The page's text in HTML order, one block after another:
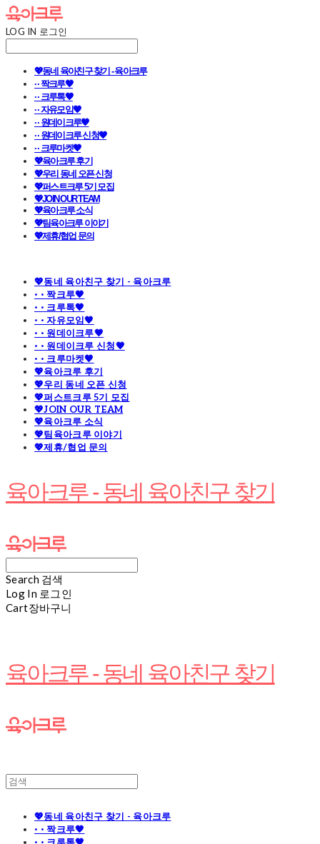
LOG IN 로그인
💖동네 육아친구 찾기 - 육아크루
· · 짝크루🧡
· · 크루톡🧡
· · 자유모임🧡
· · 원데이크루🧡
· · 원데이크루 신청🧡
· · 크루마켓🧡
💖육아크루 후기
💖우리 동네 오픈 신청
💖퍼스트크루 5기 모집
💖JOIN OUR TEAM
💖육아크루 소식
💖팀육아크루 이야기
💖제휴/협업 문의
💖동네 육아친구 찾기 - 육아크루
· · 짝크루🧡
· · 크루톡🧡
· · 자유모임🧡
· · 원데이크루🧡
· · 원데이크루 신청🧡
· · 크루마켓🧡
💖육아크루 후기
💖우리 동네 오픈 신청
💖퍼스트크루 5기 모집
💖JOIN OUR TEAM
💖육아크루 소식
💖팀육아크루 이야기
💖제휴/협업 문의
육아크루 - 동네 육아친구 찾기
Search 검색
Log In 로그인
Cart장바구니
육아크루 - 동네 육아친구 찾기
💖동네 육아친구 찾기 - 육아크루
· · 짝크루🧡